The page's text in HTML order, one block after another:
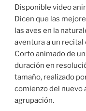
Disponible video
Dicen que las
las aves en la
aventura a un
Corto animado de
duración en
tamaño, realizado
comienzo del nuevo
agrupación.